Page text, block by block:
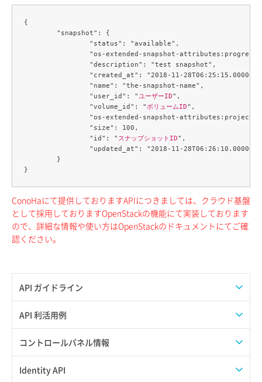
API ガイドライン
APIのご利用について
API 利活用例
APIでAPIサブユーザーを作成する
APIでVPSにISOイメージを挿入する
コントロールパネル情報
APIユーザーを作成する
Identity API
{
		"user_id": "
ユーザーID",
		"volume_id": "
ボリュームID",
"os-extended-snapshot-
		"id": "
スナップショットID",
ConoHaにて提供しておりますAPIにつきましては、クラウド基盤
として採用しておりますOpenStackの機能にて実装しております
ので、詳細な情報や使い方はOpenStackのドキュメントにてご確
認ください。